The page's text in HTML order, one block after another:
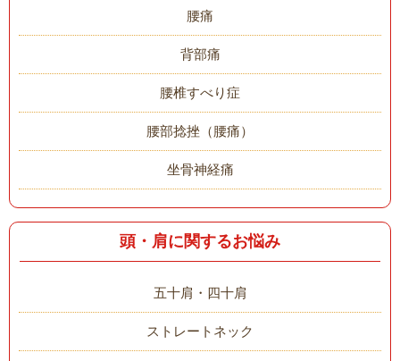
腰痛
背部痛
腰椎すべり症
腰部捻挫（腰痛）
坐骨神経痛
頭・肩に関するお悩み
五十肩・四十肩
ストレートネック